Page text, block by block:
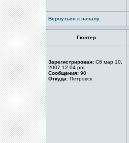
Вернуться к началу
Гюнтер
Зарегистрирован: Сб мар 10,
2007 12:04 pm
Сообщения: 90
Откуда: Петровск